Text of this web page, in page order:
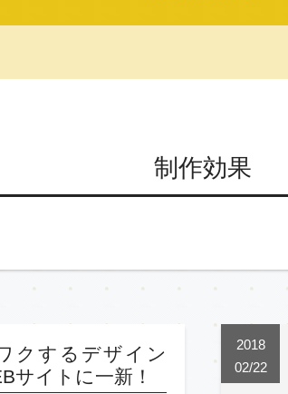
制作効果
クするデザイン
サイトに一新！
2018
02/22